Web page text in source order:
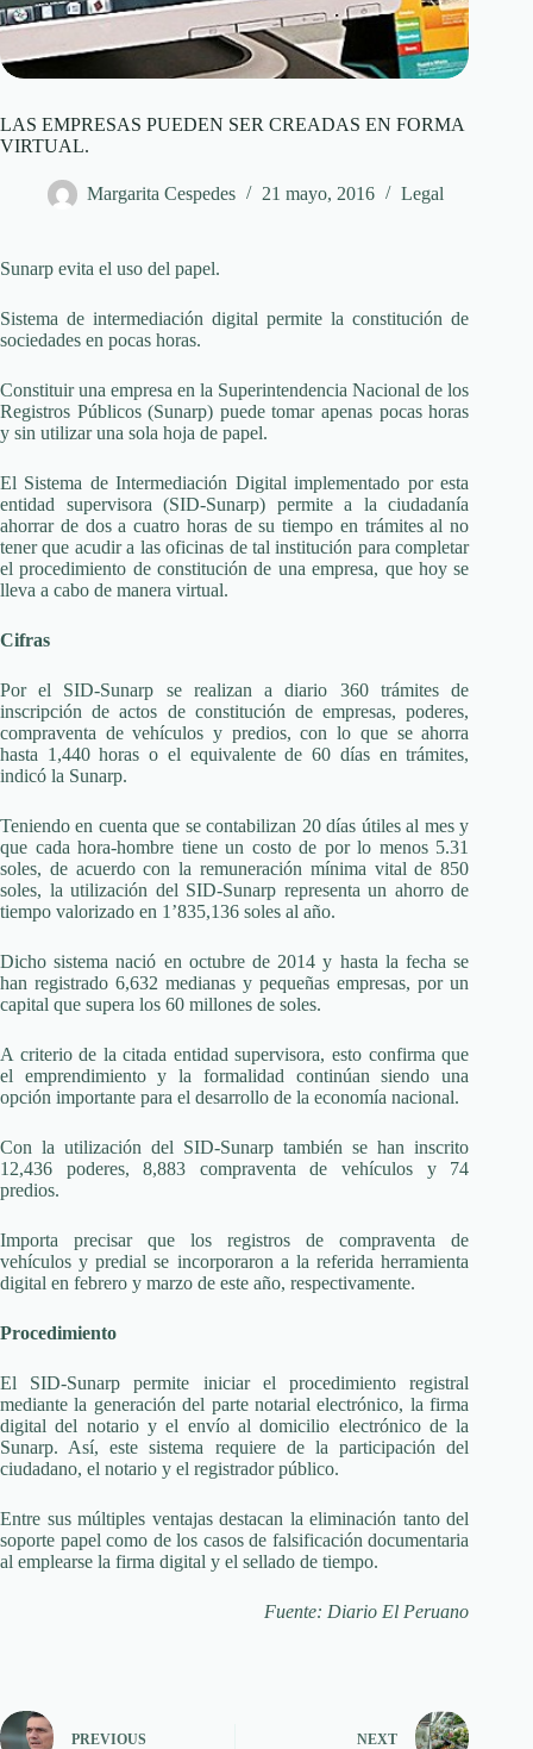
LAS EMPRESAS PUEDEN SER CREADAS EN FORMA
VIRTUAL.
Margarita Cespedes 21 mayo, 2016 Legal
Sunarp evita el uso del papel.
Sistema de intermediación digital permite la constitución de
sociedades en pocas horas.
Constituir una empresa en la Superintendencia Nacional de los
Registros Públicos (Sunarp) puede tomar apenas pocas horas
y sin utilizar una sola hoja de papel.
El Sistema de Intermediación Digital implementado por esta
entidad supervisora (SID-Sunarp) permite a la ciudadanía
ahorrar de dos a cuatro horas de su tiempo en trámites al no
tener que acudir a las oficinas de tal institución para completar
el procedimiento de constitución de una empresa, que hoy se
lleva a cabo de manera virtual.
Cifras
Por el SID-Sunarp se realizan a diario 360 trámites de
inscripción de actos de constitución de empresas, poderes,
compraventa de vehículos y predios, con lo que se ahorra
hasta 1,440 horas o el equivalente de 60 días en trámites,
indicó la Sunarp.
Teniendo en cuenta que se contabilizan 20 días útiles al mes y
que cada hora-hombre tiene un costo de por lo menos 5.31
soles, de acuerdo con la remuneración mínima vital de 850
soles, la utilización del SID-Sunarp representa un ahorro de
tiempo valorizado en 1’835,136 soles al año.
Dicho sistema nació en octubre de 2014 y hasta la fecha se
han registrado 6,632 medianas y pequeñas empresas, por un
capital que supera los 60 millones de soles.
A criterio de la citada entidad supervisora, esto confirma que
el emprendimiento y la formalidad continúan siendo una
opción importante para el desarrollo de la economía nacional.
Con la utilización del SID-Sunarp también se han inscrito
12,436 poderes, 8,883 compraventa de vehículos y 74
predios.
Importa precisar que los registros de compraventa de
vehículos y predial se incorporaron a la referida herramienta
digital en febrero y marzo de este año, respectivamente.
Procedimiento
El SID-Sunarp permite iniciar el procedimiento registral
mediante la generación del parte notarial electrónico, la firma
digital del notario y el envío al domicilio electrónico de la
Sunarp. Así, este sistema requiere de la participación del
ciudadano, el notario y el registrador público.
Entre sus múltiples ventajas destacan la eliminación tanto del
soporte papel como de los casos de falsificación documentaria
al emplearse la firma digital y el sellado de tiempo.
Fuente: Diario El Peruano
PREVIOUS NEXT